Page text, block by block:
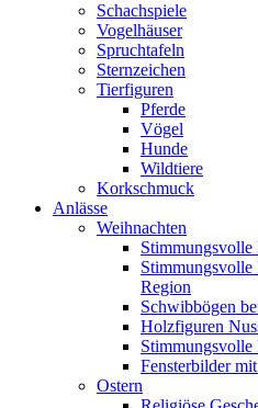
Schachspiele
Vogelhäuser
Spruchtafeln
Sternzeichen
Tierfiguren
Pferde
Vögel
Hunde
Wildtiere
Korkschmuck
Anlässe
Weihnachten
Stimmungsvolle
Stimmungsvolle
Region
Schwibbögen
Holzfiguren
Stimmungsvolle
Fensterbilder
Ostern